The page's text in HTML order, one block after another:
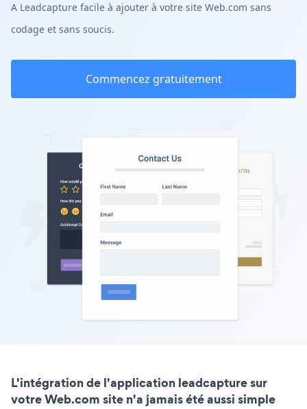
A Leadcapture facile à ajouter à votre site Web.com sans
codage et sans soucis.
Commencez gratuitement
L'intégration de l'application leadcapture sur
votre Web.com site n'a jamais été aussi simple